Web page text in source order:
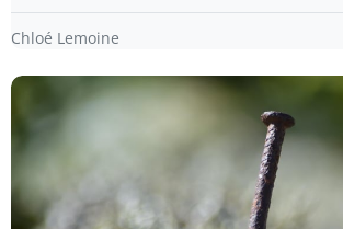
Chloé Lemoine